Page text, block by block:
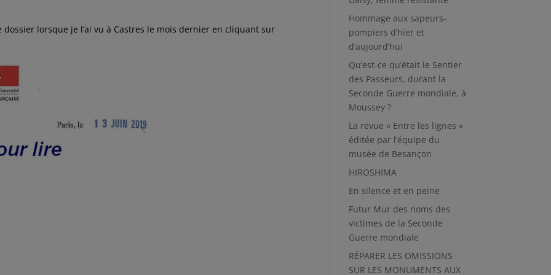
lorsque je l’ai vu à Castres le mois dernier en cliquant sur
Hommage aux sapeurs-
pompiers d’hier et
d’aujourd’hui
Qu’est-ce qu’était le Sentier
des Passeurs, durant la
Seconde Guerre mondiale, à
Moussey ?
La revue « Entre les lignes »
éditée par l’équipe du
musée de Besançon
HIROSHIMA
En silence et en peine
Futur Mur des noms des
victimes de la Seconde
Guerre mondiale
RÉPARER LES OMISSIONS
SUR LES MONUMENTS AUX